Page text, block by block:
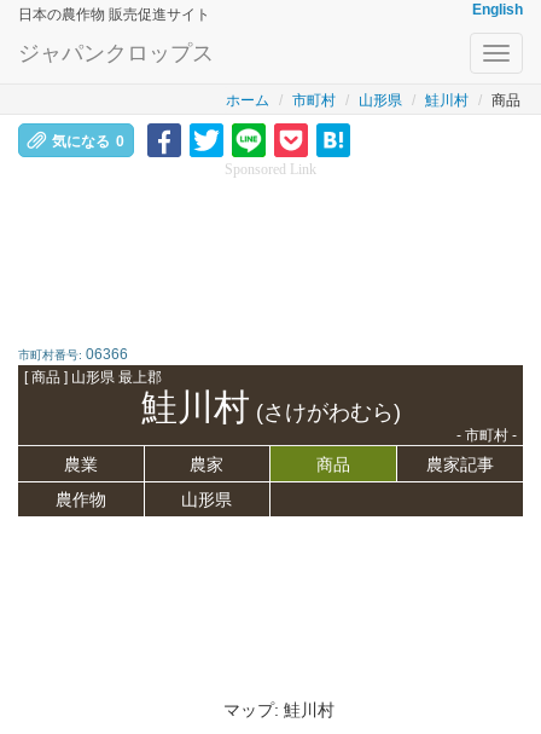
日本の農作物 販売促進サイト English
ジャパンクロップス
ホーム 市町村 山形県 鮭川村 商品
気になる 0
Sponsored Link
市町村番号: 06366
[ 商品 ] 山形県 最上郡
鮭川村 (さけがわむら)
- 市町村 -
農業 農家 商品
農家記事
農作物
山形県
マップ: 鮭川村